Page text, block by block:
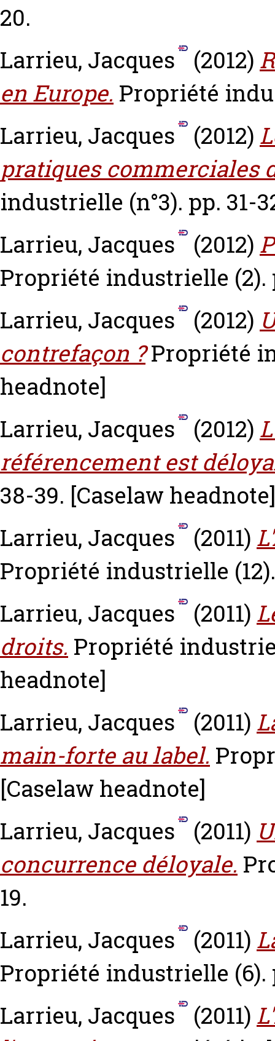
20.
Larrieu, Jacques
(2012)
en Europe. Propriété
Larrieu, Jacques
(2012)
pratiques commerciales
industrielle (n°3). pp. 31-
Larrieu, Jacques
(2012)
Propriété industrielle (2).
Larrieu, Jacques
(2012)
contrefaçon ? Propriété
headnote]
Larrieu, Jacques
(2012)
référencement est
38-39. [Caselaw headnote]
Larrieu, Jacques
(2011)
Propriété industrielle
Larrieu, Jacques
(2011)
droits. Propriété
headnote]
Larrieu, Jacques
(2011)
main-forte au label.
[Caselaw headnote]
Larrieu, Jacques
(2011)
concurrence déloyale.
19.
Larrieu, Jacques
(2011)
Propriété industrielle (6).
Larrieu, Jacques
(2011)